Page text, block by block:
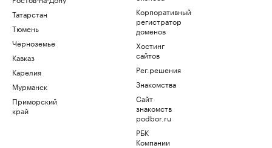
Татарстан
Тюмень
Черноземье
Кавказ
Карелия
Мурманск
Приморский
край
Корпоративный
регистратор
доменов
Хостинг
сайтов
Рег.решения
Знакомства
Сайт
знакомств
podbor.ru
РБК
Компании